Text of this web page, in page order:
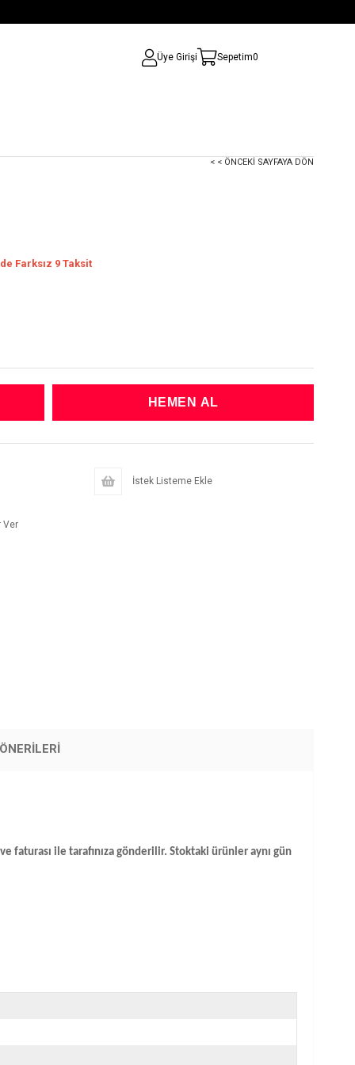
Üye Girişi Sepetim0
< < ÖNCEKI SAYFAYA DÖN
Farksız 9 Taksit
İstek Listeme Ekle
Ver
faturası ile tarafınıza gönderilir. Stoktaki ürünler aynı gün